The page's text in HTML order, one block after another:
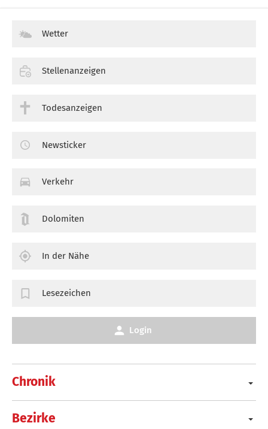
Chronik
Bezirke
Wetter
Stellenanzeigen
Todesanzeigen
Newsticker
Verkehr
Dolomiten
In der Nähe
Lesezeichen
Login